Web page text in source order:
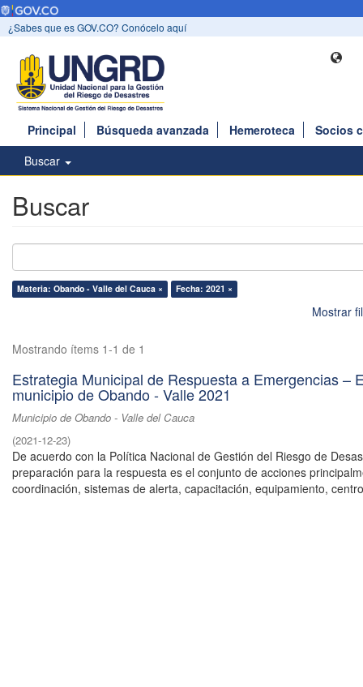
¿Sabes que es GOV.CO? Conócelo aquí
Principal Búsqueda avanzada Hemeroteca
Socios
Buscar
Buscar
Materia: Obando - Valle del Cauca × Fecha: 2021 ×
Mostrar
Mostrando ítems 1-1 de 1
Estrategia Municipal de Respuesta a Emergencias –
municipio de Obando - Valle 2021
Municipio de Obando - Valle del Cauca
(2021-12-23)
De acuerdo con la Política Nacional de Gestión del Riesgo de
preparación para la respuesta es el conjunto de acciones
coordinación, sistemas de alerta, capacitación, equipamiento,